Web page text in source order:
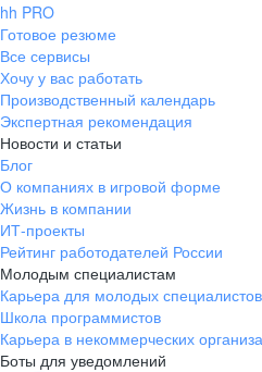
hh PRO
Готовое резюме
Все сервисы
Хочу у вас работать
Производственный календарь
Экспертная рекомендация
Новости и статьи
Блог
О компаниях в игровой форме
Жизнь в компании
ИТ-проекты
Рейтинг работодателей России
Молодым специалистам
Карьера для молодых специалистов
Школа программистов
Карьера в некоммерческих
Боты для уведомлений